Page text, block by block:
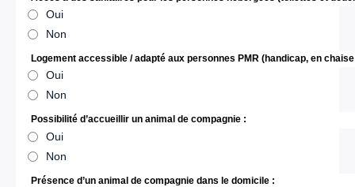
Oui
Non
Logement accessible / adapté aux personnes PMR (handicap, en
Oui
Non
Possibilité d’accueillir un animal de compagnie :
Oui
Non
Présence d’un animal de compagnie dans le domicile :